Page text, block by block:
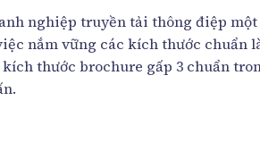
nghiệp truyền tải thông điệp
nắm vững các kích thước chuẩn
thước brochure gấp 3 chuẩn